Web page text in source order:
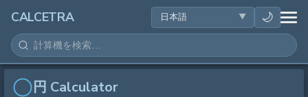
CALCETRA 🌙
数学
変換円 Calculator